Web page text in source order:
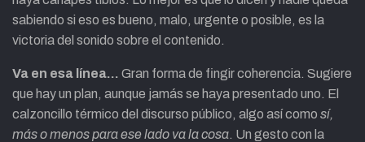
sabiendo si eso es bueno, malo, urgente o posible, es la
victoria del sonido sobre el contenido.
Va en esa línea… Gran forma de fingir coherencia. Sugiere
que hay un plan, aunque jamás se haya presentado uno. El
calzoncillo térmico del discurso público, algo así como sí,
más o menos para ese lado va la cosa. Un gesto con la